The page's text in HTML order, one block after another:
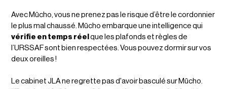
Avec Mūcho, vous ne prenez pas le risque d’être le cordonnier
le plus mal chaussé. Mūcho embarque une intelligence qui
vérifie en temps réelque les plafonds et règles de
l’URSSAF sont bien respectées. Vous pouvez dormir sur vos
deux oreilles !
Le cabinet JLA ne regrette pas d'avoir basculé sur Mūcho.